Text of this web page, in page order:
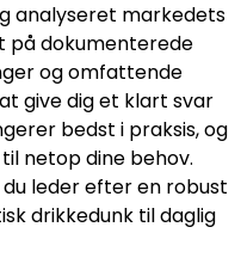
analyseret markedets
dokumenterede
og omfattende
give dig et klart svar
bedst i praksis, og
netop dine behov.
leder efter en robust
drikkedunk til daglig